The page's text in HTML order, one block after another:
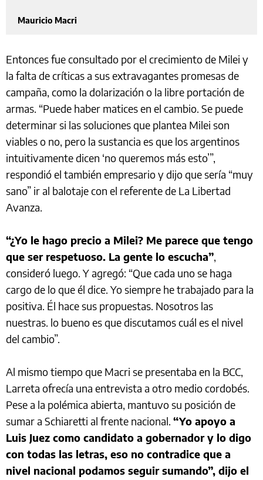
Mauricio Macri
Entonces fue consultado por el crecimiento de Milei y
la falta de críticas a sus extravagantes promesas de
campaña, como la dolarización o la libre portación de
armas. “Puede haber matices en el cambio. Se puede
determinar si las soluciones que plantea Milei son
viables o no, pero la sustancia es que los argentinos
intuitivamente dicen ‘no queremos más esto’”,
respondió el también empresario y dijo que sería “muy
sano” ir al balotaje con el referente de La Libertad
Avanza.
“¿Yo le hago precio a Milei? Me parece que tengo
que ser respetuoso. La gente lo escucha”,
consideró luego. Y agregó: “Que cada uno se haga
cargo de lo que él dice. Yo siempre he trabajado para la
positiva. Él hace sus propuestas. Nosotros las
nuestras. lo bueno es que discutamos cuál es el nivel
del cambio”.
Al mismo tiempo que Macri se presentaba en la BCC,
Larreta ofrecía una entrevista a otro medio cordobés.
Pese a la polémica abierta, mantuvo su posición de
sumar a Schiaretti al frente nacional. “Yo apoyo a
Luis Juez como candidato a gobernador y lo digo
con todas las letras, eso no contradice que a
nivel nacional podamos seguir sumando”, dijo el